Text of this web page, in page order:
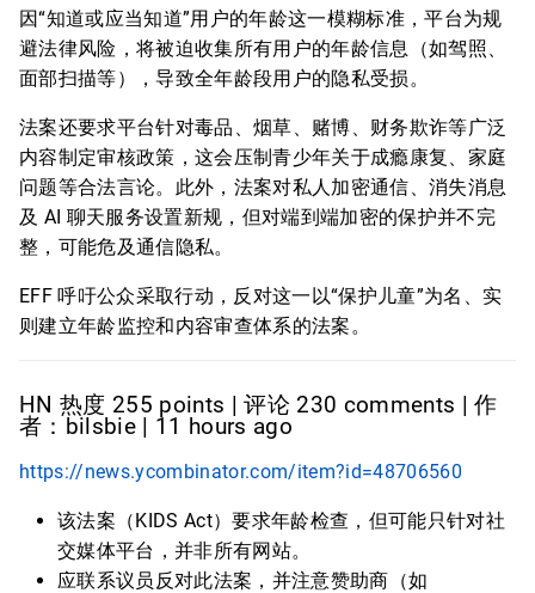
因“知道或应当知道”用户的年龄这一模糊标准，平台为规
避法律风险，将被迫收集所有用户的年龄信息（如驾照、
面部扫描等），导致全年龄段用户的隐私受损。
法案还要求平台针对毒品、烟草、赌博、财务欺诈等广泛
内容制定审核政策，这会压制青少年关于成瘾康复、家庭
问题等合法言论。此外，法案对私人加密通信、消失消息
及 AI 聊天服务设置新规，但对端到端加密的保护并不完
整，可能危及通信隐私。
EFF 呼吁公众采取行动，反对这一以“保护儿童”为名、实
则建立年龄监控和内容审查体系的法案。
HN 热度 255 points | 评论 230 comments | 作
者：bilsbie | 11 hours ago
https://news.ycombinator.com/item?id=48706560
该法案（KIDS Act）要求年龄检查，但可能只针对社
交媒体平台，并非所有网站。
应联系议员反对此法案，并注意赞助商（如